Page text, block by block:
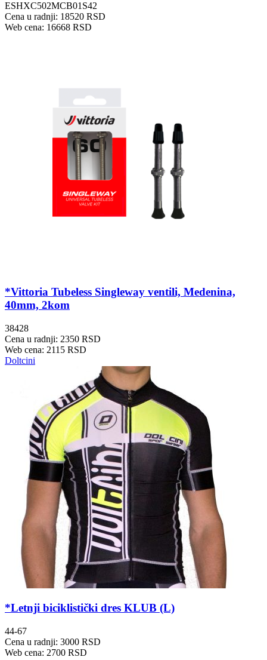
ESHXC502MCB01S42
Cena u radnji: 18520 RSD
Web cena: 16668 RSD
*Vittoria Tubeless Singleway ventili, Medenina,
40mm, 2kom
38428
Cena u radnji: 2350 RSD
Web cena: 2115 RSD
Doltcini
*Letnji biciklistički dres KLUB (L)
44-67
Cena u radnji: 3000 RSD
Web cena: 2700 RSD